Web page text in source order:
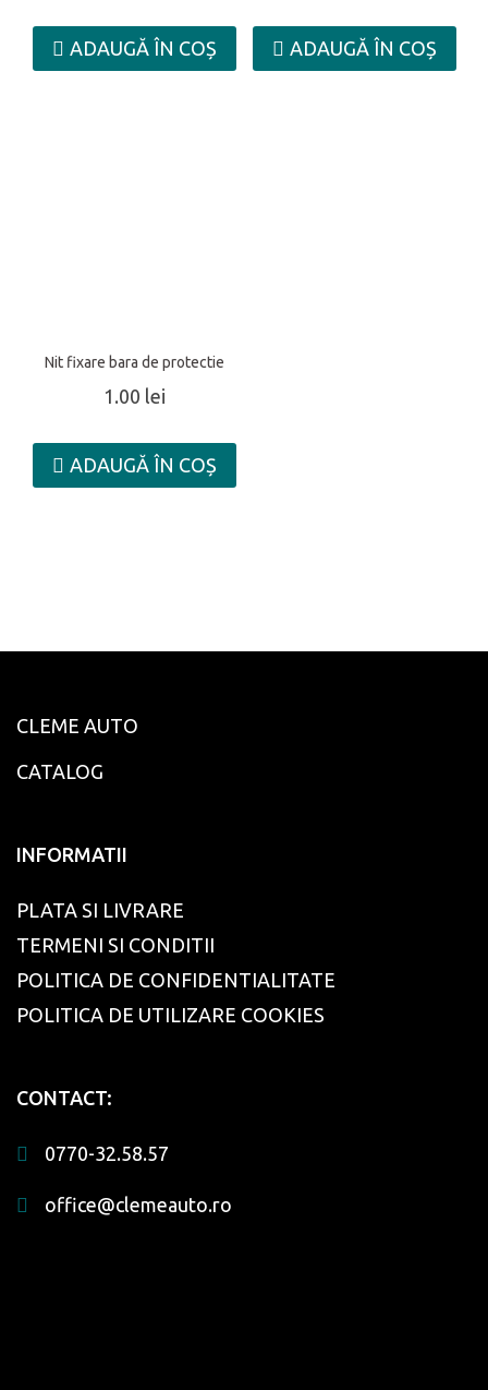
ADAUGĂ ÎN COȘ ADAUGĂ ÎN COȘ
Nit fixare bara de protectie
1.00 lei
ADAUGĂ ÎN COȘ
CLEME AUTO
CATALOG
INFORMATII
PLATA SI LIVRARE
TERMENI SI CONDITII
POLITICA DE CONFIDENTIALITATE
POLITICA DE UTILIZARE COOKIES
CONTACT:
0770-32.58.57
office@clemeauto.ro